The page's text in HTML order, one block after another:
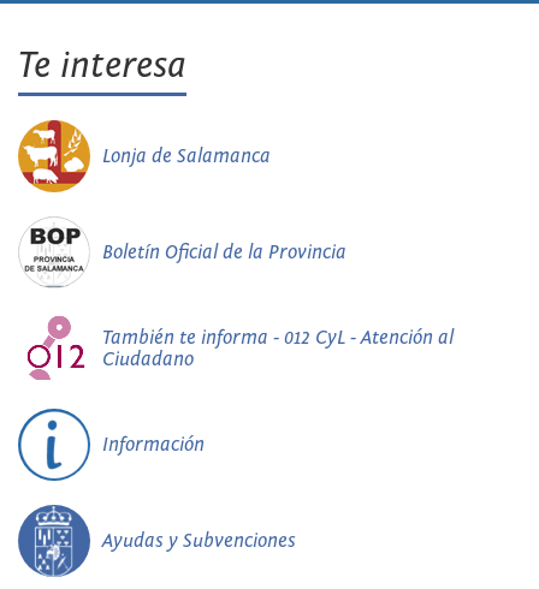
Te interesa
Lonja de Salamanca
Boletín Oficial de la Provincia
También te informa - 012 CyL - Atención al
Ciudadano
Información
Ayudas y Subvenciones